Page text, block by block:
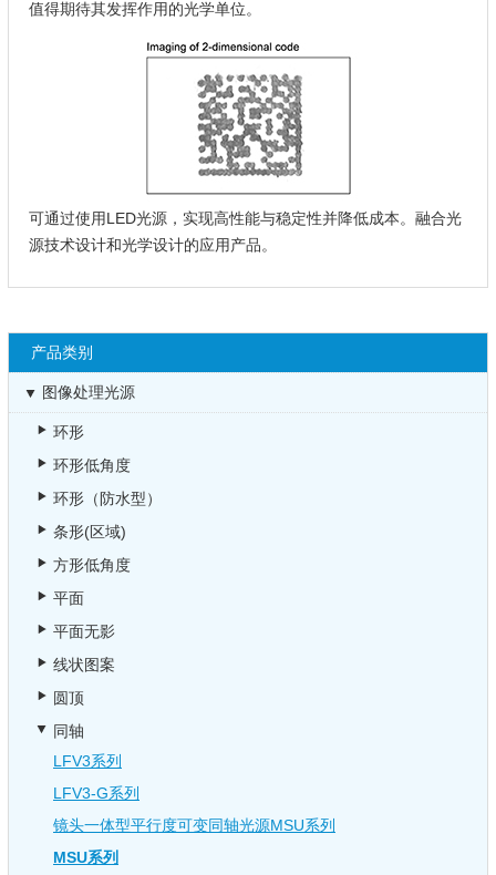
值得期待其发挥作用的光学单位。
可通过使用LED光源，实现高性能与稳定性并降低成本。融合光
源技术设计和光学设计的应用产品。
产品类别
图像处理光源
环形
环形低角度
环形（防水型）
条形(区域)
方形低角度
平面
平面无影
线状图案
圆顶
同轴
LFV3系列
LFV3-G系列
镜头一体型平行度可变同轴光源MSU系列
MSU系列